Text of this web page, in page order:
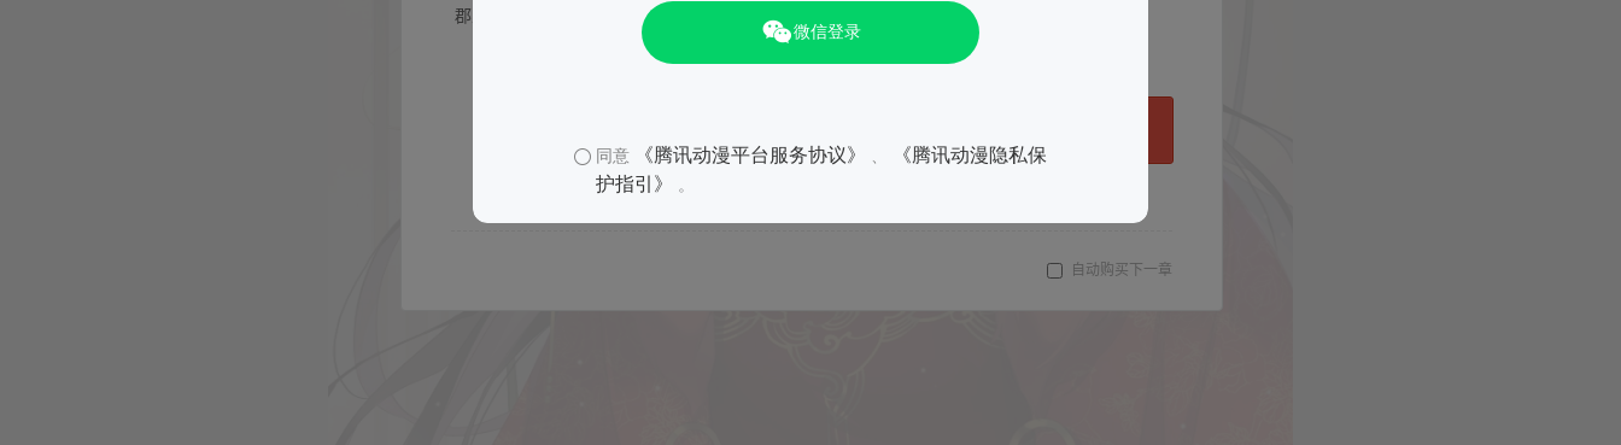
微信登录
同意 《腾讯动漫平台服务协议》
《腾讯动漫隐私保
护指引》
。